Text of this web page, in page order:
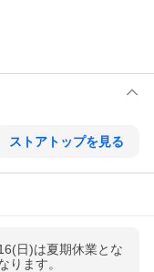
ストアトップを見る
日)は夏期休業とな
ります。